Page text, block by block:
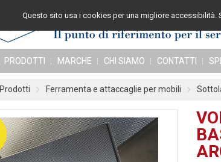
PRODOTTI MARCHE CHI SIAMO CONTATTI
Prodotti Ferramenta e attaccaglie per mobili
Questo sito usa i cookies per una migliore